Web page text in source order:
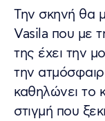
Την σκηνή θα
Vasila που με
της έχει την
την
καθηλώνει το
στιγμή που